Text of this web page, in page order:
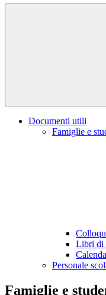
Documenti utili
Famiglie e
Libri di
Personale
Famiglie e